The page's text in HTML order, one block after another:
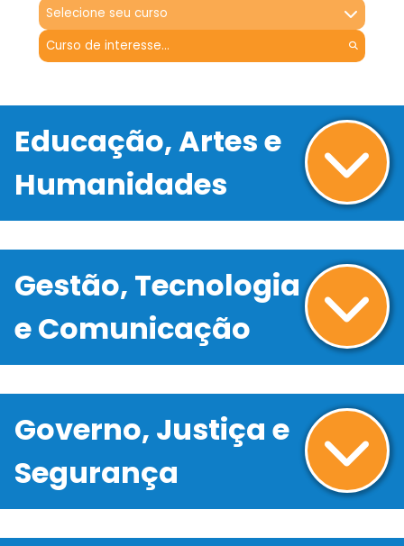
Selecione seu curso
Educação, Artes e
Humanidades
Gestão, Tecnologia
e Comunicação
Governo, Justiça e
Segurança